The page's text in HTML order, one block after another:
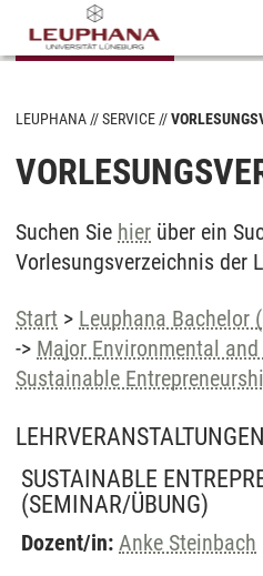
LEUPHANA SERVICE
Suchen Sie hier über ein
Vorlesungsverzeichnis der
Start > Leuphana Bachelor
-> Major Environmental
Sustainable
LEHRVERANSTALTUNGEN
SUSTAINABLE
(SEMINAR/ÜBUNG)
Dozent/in: Anke Steinbach